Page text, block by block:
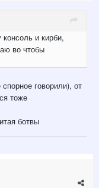
и кирби,
во чтобы
говорили), от
тоже
ботвы